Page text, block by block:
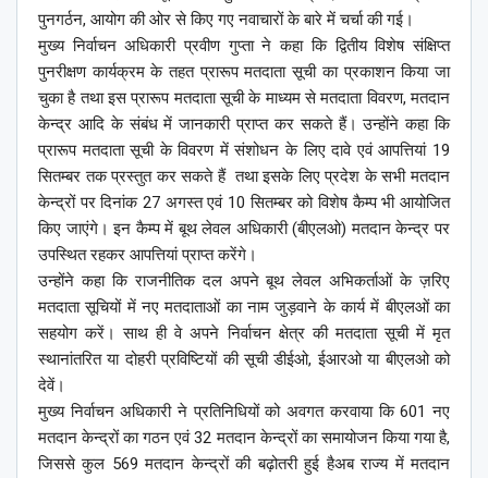
पुनगर्ठन, आयोग की ओर से किए गए नवाचारों के बारे में चर्चा की गई।
मुख्य निर्वाचन अधिकारी प्रवीण गुप्ता ने कहा कि द्वितीय विशेष संक्षिप्त
पुनरीक्षण कार्यक्रम के तहत प्रारूप मतदाता सूची का प्रकाशन किया जा
चुका है तथा इस प्रारूप मतदाता सूची के माध्यम से मतदाता विवरण, मतदान
केन्द्र आदि के संबंध में जानकारी प्राप्त कर सकते हैं। उन्होंने कहा कि
प्रारूप मतदाता सूची के विवरण में संशोधन के लिए दावे एवं आपत्तियां 19
सितम्बर तक प्रस्तुत कर सकते हैं तथा इसके लिए प्रदेश के सभी मतदान
केन्द्रों पर दिनांक 27 अगस्त एवं 10 सितम्बर को विशेष कैम्प भी आयोजित
किए जाएंगे। इन कैम्प में बूथ लेवल अधिकारी (बीएलओ) मतदान केन्द्र पर
उपस्थित रहकर आपत्तियां प्राप्त करेंगे।
उन्होंने कहा कि राजनीतिक दल अपने बूथ लेवल अभिकर्ताओं के ज़रिए
मतदाता सूचियों में नए मतदाताओं का नाम जुड़वाने के कार्य में बीएलओं का
सहयोग करें। साथ ही वे अपने निर्वाचन क्षेत्र की मतदाता सूची में मृत
स्थानांतरित या दोहरी प्रविष्टियों की सूची डीईओ, ईआरओ या बीएलओ को
देवें।
मुख्य निर्वाचन अधिकारी ने प्रतिनिधियों को अवगत करवाया कि 601 नए
मतदान केन्द्रों का गठन एवं 32 मतदान केन्द्रों का समायोजन किया गया है,
जिससे कुल 569 मतदान केन्द्रों की बढ़ोतरी हुई हैअब राज्य में मतदान